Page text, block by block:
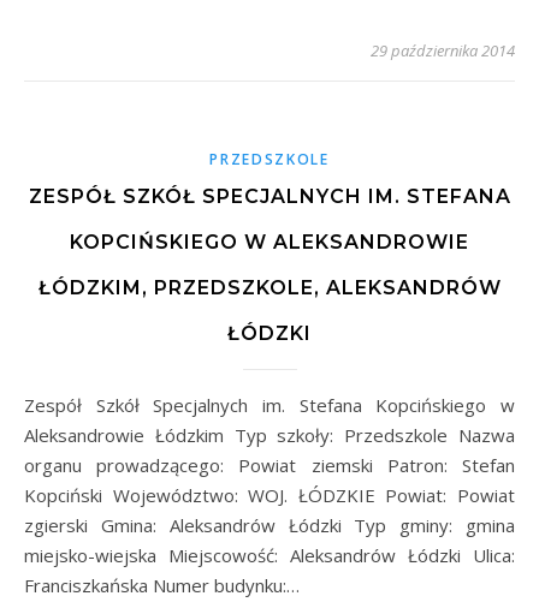
29 października 2014
PRZEDSZKOLE
ZESPÓŁ SZKÓŁ SPECJALNYCH IM. STEFANA
KOPCIŃSKIEGO W ALEKSANDROWIE
ŁÓDZKIM, PRZEDSZKOLE, ALEKSANDRÓW
ŁÓDZKI
Zespół Szkół Specjalnych im. Stefana Kopcińskiego w
Aleksandrowie Łódzkim Typ szkoły: Przedszkole Nazwa
organu prowadzącego: Powiat ziemski Patron: Stefan
Kopciński Województwo: WOJ. ŁÓDZKIE Powiat: Powiat
zgierski Gmina: Aleksandrów Łódzki Typ gminy: gmina
miejsko-wiejska Miejscowość: Aleksandrów Łódzki Ulica:
Franciszkańska Numer budynku:…